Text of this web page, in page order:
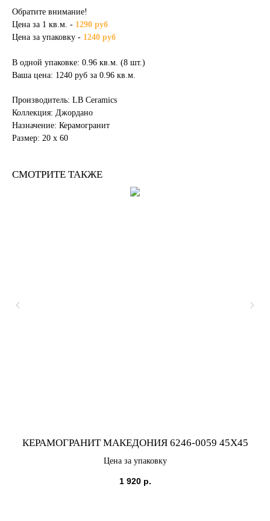
Обратите внимание!
Цена за 1 кв.м. - 1290 руб
Цена за упаковку - 1240 руб
В одной упаковке: 0.96 кв.м. (8 шт.)
Ваша цена: 1240 руб за 0.96 кв.м.
Производитель: LB Ceramics
Коллекция: Джордано
Назначение: Керамогранит
Размер: 20 х 60
СМОТРИТЕ ТАКЖЕ
КЕРАМОГРАНИТ МАКЕДОНИЯ 6246-0059 45X45
Цена за упаковку
1 920 р.